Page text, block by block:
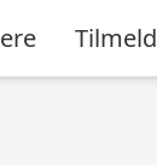
Tilmeld